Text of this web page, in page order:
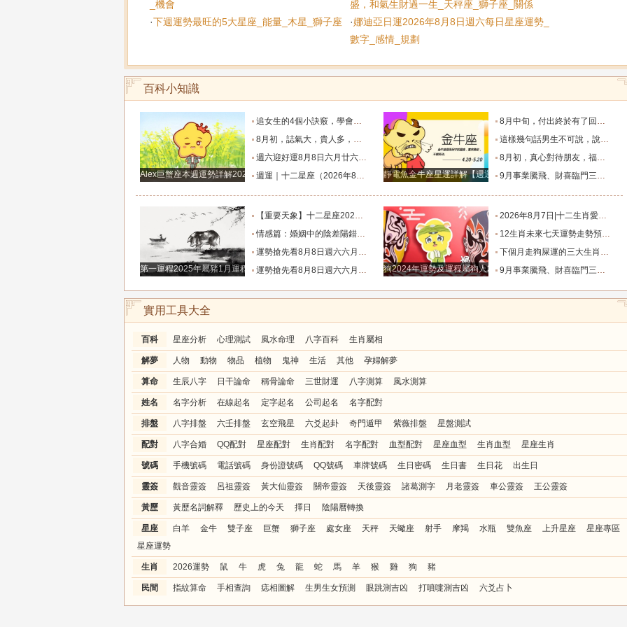
_機會
盛，和氣生財過一生_天秤座_獅子座_關係
·下週運勢最旺的5大星座_能量_木星_獅子座 ·娜迪亞日運2026年8月8日週六每日星座運勢_
數字_感情_規劃
百科小知識
Alex巨蟹座本週運勢詳解2024.12.23-12.29
追女生的4個小訣竅，學會以後輕鬆脫單！_過程_星座_異性
8月初，誌氣大，貴人多，家庭和事業雙豐收的四個星座_人生道路_方面_星象
週六迎好運8月8日六月廿六，吉利的屬相有哪些？_合作_金氣漸_投資
週運｜十二星座（2026年8月10日～8月16日）一週運勢解析_工作時_伴侶_生活
靜電魚金牛座星運詳解【週運2024年12月9日-12月15日】
8月中旬，付出終於有了回報的三個星座，日子一天天好起來_那件_時間_結果
這樣幾句話男生不可說，說了女朋友要分手！_女生_星座_話語
8月初，真心對待朋友，福氣不缺，事業和生意蒸蒸日上的四個星座_合作中_金牛座_雙子座
9月事業騰飛、財喜臨門三大星座_九月_財運_機會
第一運程2025年屬豬1月運程解析
【重要天象】十二星座2026年8月7號運勢：金星移位，狀態提升_事業_綜合_幸運
情感篇：婚姻中的陰差陽錯_小雅_林曉_生活
運勢搶先看8月8日週六六月廿六大勢宜忌與行動指南_易有_時間_波折
運勢搶先看8月8日週六六月廿六大勢宜忌與行動指南_易有_時間_波折
狗2024年運勢及運程屬狗人2024運勢好嗎
2026年8月7日|十二生肖愛情好運榜_感情_情緒_對方
12生肖未來七天運勢走勢預報（2026年8月4日-8月10日）_池池_感情_事業
下個月走狗屎運的三大生肖，出門遇財神，步步高升，紫氣盈門，喜事連連！_龍的_運氣_時候
9月事業騰飛、財喜臨門三大星座_九月_財運_機會
實用工具大全
百科 星座分析 心理測試 風水命理 八字百科 生肖屬相
解夢 人物 動物 物品 植物 鬼神 生活 其他 孕婦解夢
算命 生辰八字 日干論命 稱骨論命 三世財運 八字測算 風水測算
姓名 名字分析 在線起名 定字起名 公司起名 名字配對
排盤 八字排盤 六壬排盤 玄空飛星 六爻起卦 奇門遁甲 紫薇排盤 星盤測試
配對 八字合婚 QQ配對 星座配對 生肖配對 名字配對 血型配對 星座血型 生肖血型 星座生肖
號碼 手機號碼 電話號碼 身份證號碼 QQ號碼 車牌號碼 生日密碼 生日書 生日花 出生日
靈簽 觀音靈簽 呂祖靈簽 黃大仙靈簽 關帝靈簽 天後靈簽 諸葛測字 月老靈簽 車公靈簽 王公靈簽
黃歷 黃歷名詞解釋 歷史上的今天 擇日 陰陽曆轉換
星座 白羊 金牛 雙子座 巨蟹 獅子座 處女座 天秤 天蠍座 射手 摩羯 水瓶 雙魚座 上升星座
星座專區
星座運勢
生肖 2026運勢 鼠 牛 虎 兔 龍 蛇 馬 羊 猴 雞 狗 豬
民間 指紋算命 手相查詢 痣相圖解 生男生女預測 眼跳測吉凶 打噴嚏測吉凶 六爻占卜
猴